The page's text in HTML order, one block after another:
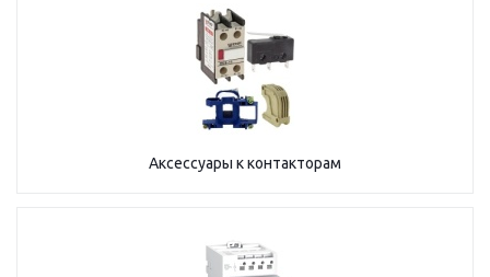
Аксессуары к контакторам